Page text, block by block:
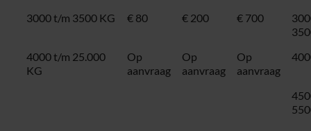
3000 t/m 3500 KG
€ 80 € 200 € 700
4000 t/m 25.000
KG
Op
aanvraag
Op
aanvraag
Op
aanvraag